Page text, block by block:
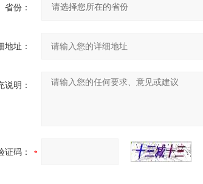
省份：
地址：
说明：
证码：